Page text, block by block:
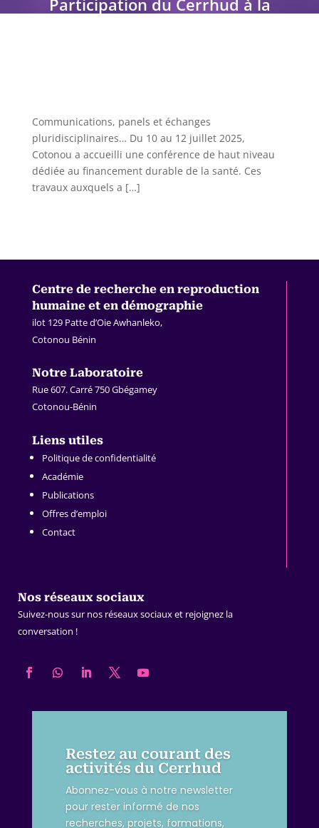
Conférence de haut niveau sur le
Communications, panels et échanges
pluridisciplinaires… Du 10 au 12 juillet 2025,
Cotonou a accueilli une conférence de haut niveau
dédiée au financement durable de la santé. Ces
travaux auxquels a […]
Centre de recherche en reproduction
humaine et en démographie
ilot 129 Patte d’Oie Awhanleko,
Cotonou Bénin
Notre Laboratoire
Rue 607. Carré 750 Gbégamey
Cotonou-Bénin
Liens utiles
Politique de confidentialité
Académie
Publications
Offres d’emploi
Contact
Nos réseaux sociaux
Suivez-nous sur nos réseaux sociaux et rejoignez la
conversation !
Restez au courant des
activités du Cerrhud
Abonnez-vous à notre newsletter
pour rester informé de nos
recherches, projets, formations,